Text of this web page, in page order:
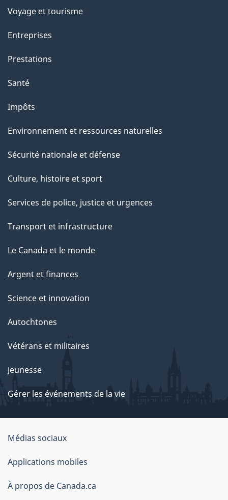
a
g
"
Voyage et tourisme
Entreprises
Prestations
Santé
Impôts
Environnement et ressources naturelles
Sécurité nationale et défense
Culture, histoire et sport
Services de police, justice et urgences
Transport et infrastructure
Le Canada et le monde
Argent et finances
Science et innovation
Autochtones
Vétérans et militaires
Jeunesse
Gérer les événements de la vie
Organisation
du
gouvernement
du
Médias sociaux
Applications mobiles
À propos de Canada.ca